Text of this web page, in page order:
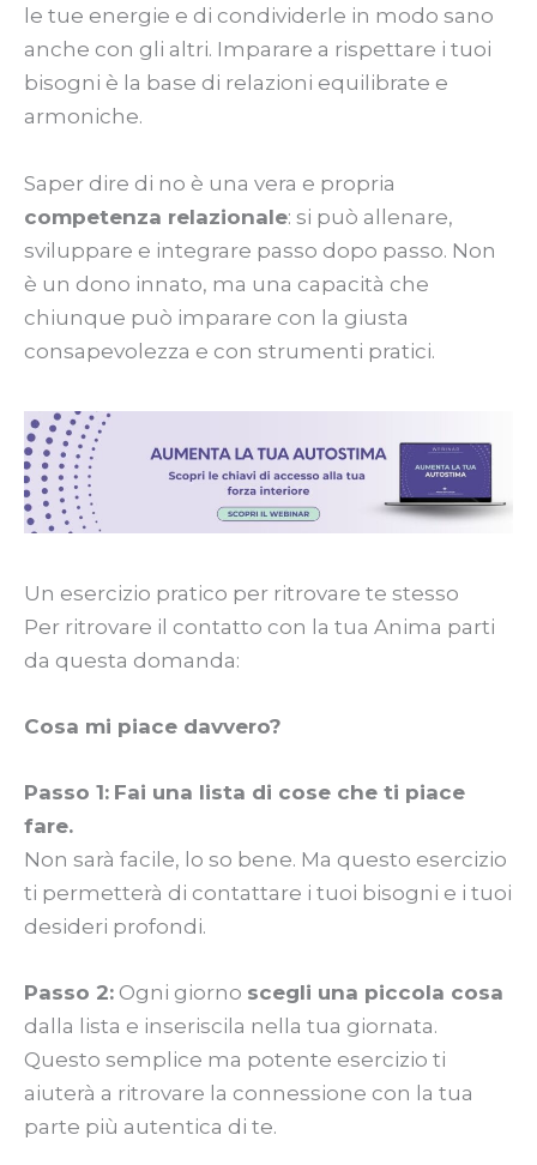
le tue energie e di condividerle in modo sano
anche con gli altri. Imparare a rispettare i tuoi
bisogni è la base di relazioni equilibrate e
armoniche.
Saper dire di no è una vera e propria
competenza relazionale: si può allenare,
sviluppare e integrare passo dopo passo. Non
è un dono innato, ma una capacità che
chiunque può imparare con la giusta
consapevolezza e con strumenti pratici.
Un esercizio pratico per ritrovare te stesso
Per ritrovare il contatto con la tua Anima parti
da questa domanda:
Cosa mi piace davvero?
Passo 1: Fai una lista di cose che ti piace
fare.
Non sarà facile, lo so bene. Ma questo esercizio
ti permetterà di contattare i tuoi bisogni e i tuoi
desideri profondi.
Passo 2: Ogni giorno scegli una piccola cosa
dalla lista e inseriscila nella tua giornata.
Questo semplice ma potente esercizio ti
aiuterà a ritrovare la connessione con la tua
parte più autentica di te.